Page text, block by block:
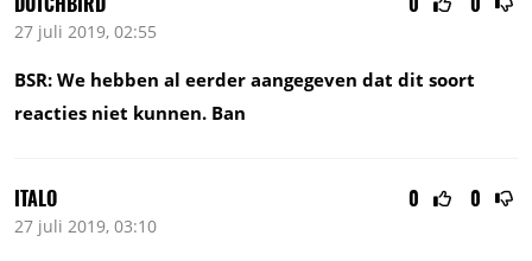
27 juli 2019, 02:55
BSR: We hebben al eerder aangegeven dat dit soort
reacties niet kunnen. Ban
0 0
ITALO
27 juli 2019, 03:10